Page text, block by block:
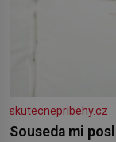
skutecnepribehy.cz
Souseda mi